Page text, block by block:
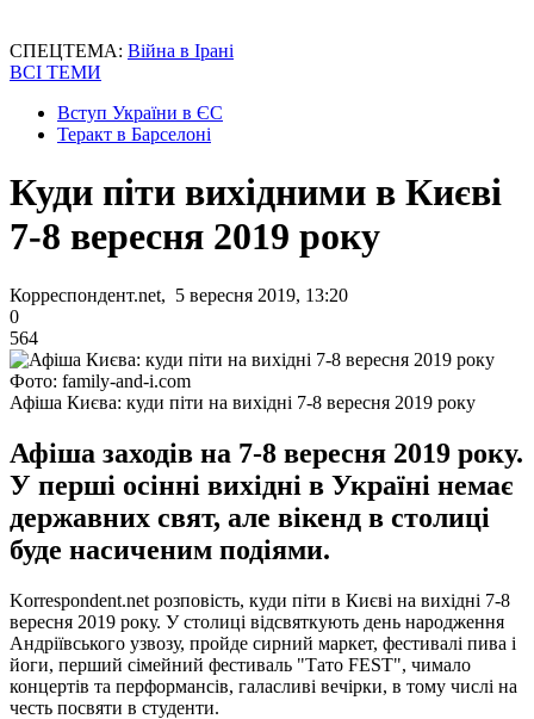
СПЕЦТЕМА: Війна в Ірані
ВСІ ТЕМИ
Вступ України в ЄС
Теракт в Барселоні
Куди піти вихідними в Києві
7-8 вересня 2019 року
Корреспондент.net, 5 вересня 2019, 13:20
0
564
Фото: family-and-i.com
Афіша Києва: куди піти на вихідні 7-8 вересня 2019 року
Афіша заходів на 7-8 вересня 2019 року.
У перші осінні вихідні в Україні немає
державних свят, але вікенд в столиці
буде насиченим подіями.
Korrespondent.net розповість, куди піти в Києві на вихідні 7-8
вересня 2019 року. У столиці відсвяткують день народження
Андріївського узвозу, пройде сирний маркет, фестивалі пива і
йоги, перший сімейний фестиваль "Тато FEST", чимало
концертів та перформансів, галасливі вечірки, в тому числі на
честь посвяти в студенти.